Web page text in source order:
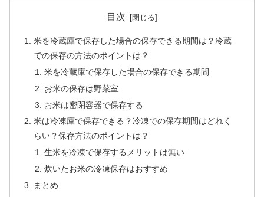
目次
米を冷蔵庫で保存した場合の保存できる期間は？冷蔵
での保存の方法のポイントは？
米を冷蔵庫で保存した場合の保存できる期間
お米の保存は野菜室
お米は密閉容器で保存する
米は冷凍庫で保存できる？冷凍での保存期間はどれく
らい？保存方法のポイントは？
生米を冷凍で保存するメリットは無い
炊いたお米の冷凍保存はおすすめ
まとめ